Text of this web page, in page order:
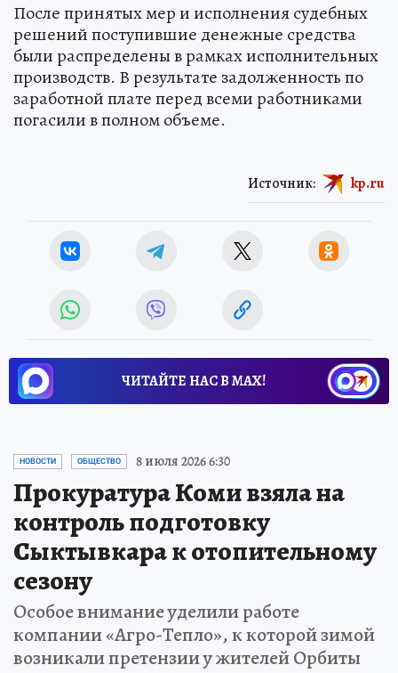
После принятых мер и исполнения судебных
решений поступившие денежные средства
были распределены в рамках исполнительных
производств. В результате задолженность по
заработной плате перед всеми работниками
погасили в полном объеме.
Источник: kp.ru
ЧИТАЙТЕ НАС В МАХ!
НОВОСТИ ОБЩЕСТВО 8 июля 2026 6:30
Прокуратура Коми взяла на
контроль подготовку
Сыктывкара к отопительному
сезону
Особое внимание уделили работе
компании «Агро-Тепло», к которой зимой
возникали претензии у жителей Орбиты